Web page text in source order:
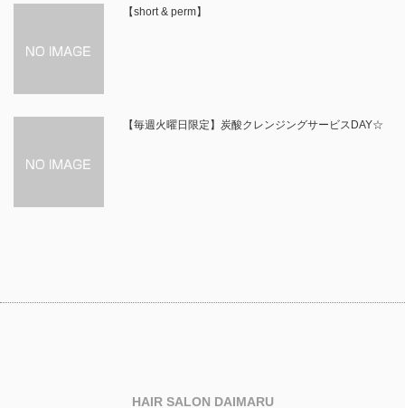
【short & perm】
【毎週火曜日限定】炭酸クレンジングサービスDAY☆
HAIR SALON DAIMARU